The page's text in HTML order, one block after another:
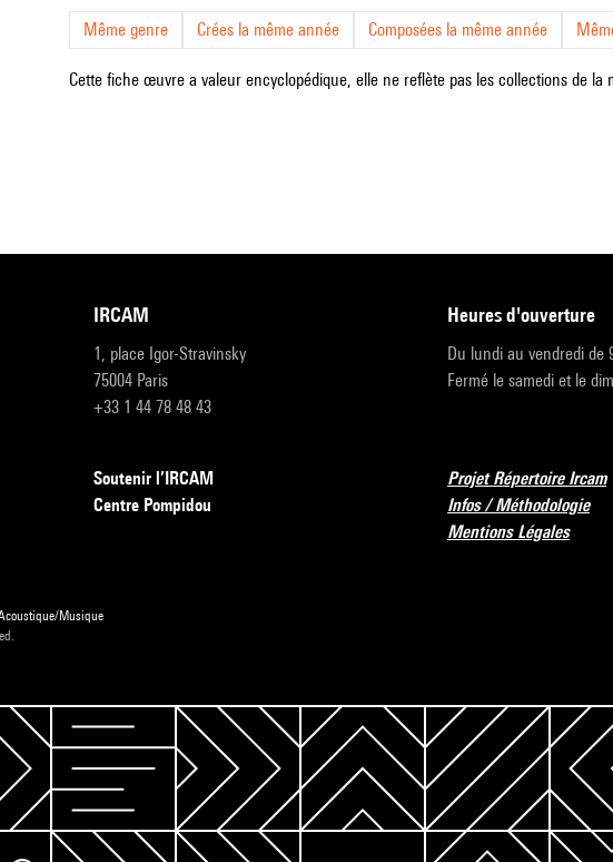
Même genre Crées la même année Composées la même année
Cette fiche œuvre a valeur encyclopédique, elle ne reflète pas les collections de
IRCAM
1, place Igor-Stravinsky
75004 Paris
+33 1 44 78 48 43
heures d'ouverture
Du lundi au vendredi de
Fermé le samedi et le
Soutenir l’IRCAM
Centre Pompidou
Projet Répertoire Ircam
Infos / Méthodologie
Mentions Légales
Musique